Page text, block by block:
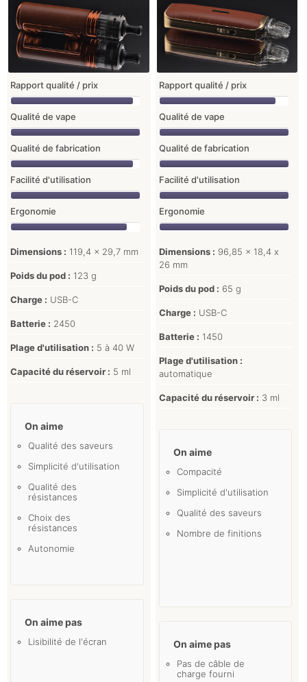
Rapport qualité / prix
Qualité de vape
Qualité de fabrication
Facilité d'utilisation
Ergonomie
Dimensions : 119,4 x 29,7 mm
Poids du pod : 123 g
Charge : USB-C
Batterie : 2450
Plage d'utilisation : 5 à 40 W
Capacité du réservoir : 5 ml
On aime
Qualité des saveurs
Simplicité d'utilisation
Qualité des
résistances
Choix des
résistances
Autonomie
On aime pas
Lisibilité de l'écran
Rapport qualité / prix
Qualité de vape
Qualité de fabrication
Facilité d'utilisation
Ergonomie
Dimensions : 96,85 x 18,4 x
26 mm
Poids du pod : 65 g
Charge : USB-C
Batterie : 1450
Plage d'utilisation :
automatique
Capacité du réservoir : 3 ml
On aime
Compacité
Simplicité d'utilisation
Qualité des saveurs
Nombre de finitions
On aime pas
Pas de câble de
charge fourni